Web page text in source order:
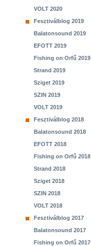
VOLT 2020
Fesztiválblog 2019
Balatonsound 2019
EFOTT 2019
Fishing on Orfű 2019
Strand 2019
Sziget 2019
SZIN 2019
VOLT 2019
Fesztiválblog 2018
Balatonsound 2018
EFOTT 2018
Fishing on Orfű 2018
Strand 2018
Sziget 2018
SZIN 2018
VOLT 2018
Fesztiválblog 2017
Balatonsound 2017
Fishing on Orfű 2017